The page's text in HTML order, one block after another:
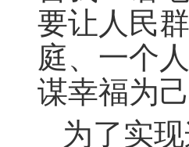
要让人民
庭、一个
谋幸福为
为了实